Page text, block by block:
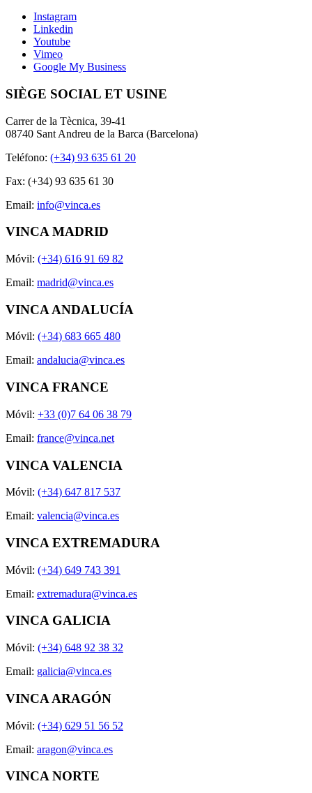
Instagram
Linkedin
Youtube
Vimeo
Google My Business
SIÈGE SOCIAL ET USINE
Carrer de la Tècnica, 39-41
08740 Sant Andreu de la Barca (Barcelona)
Teléfono: (+34) 93 635 61 20
Fax: (+34) 93 635 61 30
Email: info@vinca.es
VINCA MADRID
Móvil: (+34) 616 91 69 82
Email: madrid@vinca.es
VINCA ANDALUCÍA
Móvil: (+34) 683 665 480
Email: andalucia@vinca.es
VINCA FRANCE
Móvil: +33 (0)7 64 06 38 79
Email: france@vinca.net
VINCA VALENCIA
Móvil: (+34) 647 817 537
Email: valencia@vinca.es
VINCA EXTREMADURA
Móvil: (+34) 649 743 391
Email: extremadura@vinca.es
VINCA GALICIA
Móvil: (+34) 648 92 38 32
Email: galicia@vinca.es
VINCA ARAGÓN
Móvil: (+34) 629 51 56 52
Email: aragon@vinca.es
VINCA NORTE